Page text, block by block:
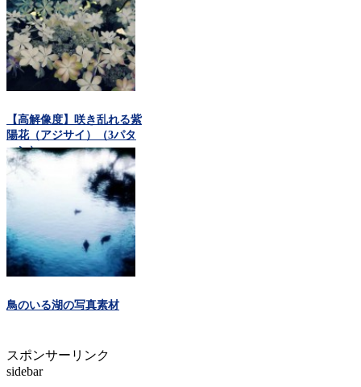
【高解像度】咲き乱れる紫
陽花（アジサイ）（3パタ
ーン）
鳥のいる湖の写真素材
スポンサーリンク
sidebar